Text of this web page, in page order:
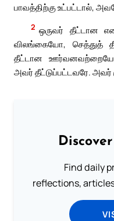
பாவத்திற்கு உட்பட்டால்,
2 ஒருவர் தீட்டான
விலங்கையோ, செத்துத்
தீட்டான ஊர்வனவற்றையோ
அவர் தீட்டுப்பட்டவரே. அவர்
Find daily
reflections,